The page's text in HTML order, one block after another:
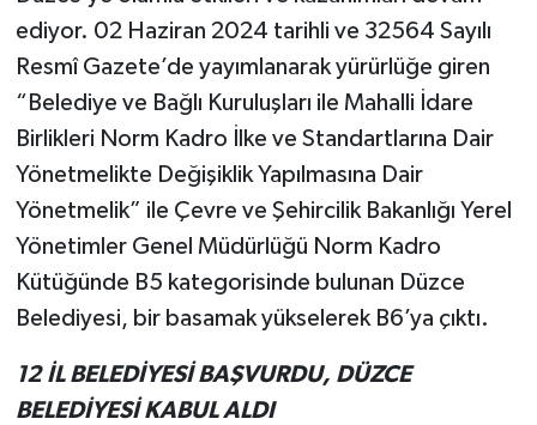
ediyor. 02 Haziran 2024 tarihli ve 32564 Sayılı
Resmî Gazete’de yayımlanarak yürürlüğe giren
“Belediye ve Bağlı Kuruluşları ile Mahalli İdare
Birlikleri Norm Kadro İlke ve Standartlarına Dair
Yönetmelikte Değişiklik Yapılmasına Dair
Yönetmelik” ile Çevre ve Şehircilik Bakanlığı Yerel
Yönetimler Genel Müdürlüğü Norm Kadro
Kütüğünde B5 kategorisinde bulunan Düzce
Belediyesi, bir basamak yükselerek B6’ya çıktı.
12 İL BELEDİYESİ BAŞVURDU, DÜZCE
BELEDİYESİ KABUL ALDI